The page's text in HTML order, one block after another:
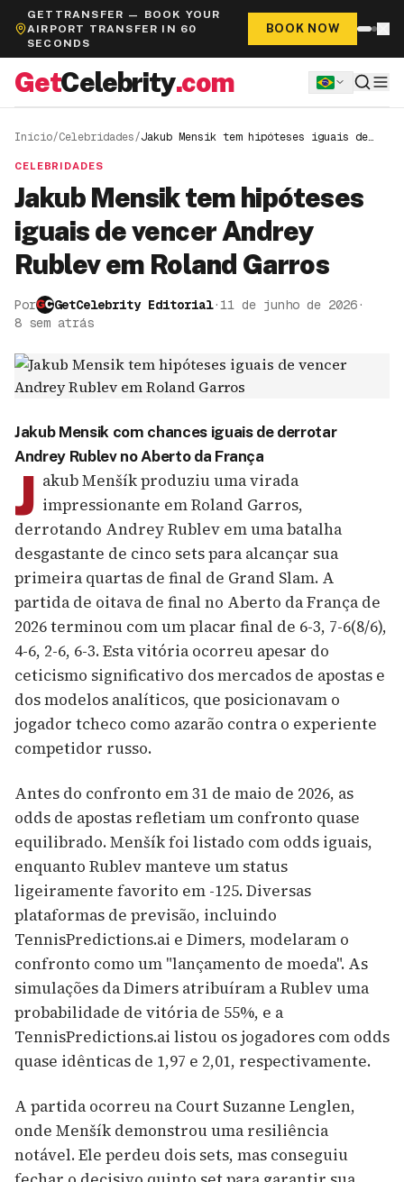
GETTRANSFER — BOOK YOUR
AIRPORT TRANSFER IN 60
SECONDS
BOOK NOW
GetCelebrity.com
Início/Celebridades/Jakub Mensik tem hipóteses iguais de
CELEBRIDADES
Jakub Mensik tem hipóteses
iguais de vencer Andrey
Rublev em Roland Garros
Por GetCelebrity Editorial·11 de junho de 2026·
8 sem atrás
Jakub Mensik com chances iguais de derrotar
Andrey Rublev no Aberto da França
J akub Menšík produziu uma virada
impressionante em Roland Garros,
derrotando Andrey Rublev em uma batalha
desgastante de cinco sets para alcançar sua
primeira quartas de final de Grand Slam. A
partida de oitava de final no Aberto da França de
2026 terminou com um placar final de 6-3, 7-6(8/6),
4-6, 2-6, 6-3. Esta vitória ocorreu apesar do
ceticismo significativo dos mercados de apostas e
dos modelos analíticos, que posicionavam o
jogador tcheco como azarão contra o experiente
competidor russo.
Antes do confronto em 31 de maio de 2026, as
odds de apostas refletiam um confronto quase
equilibrado. Menšík foi listado com odds iguais,
enquanto Rublev manteve um status
ligeiramente favorito em -125. Diversas
plataformas de previsão, incluindo
TennisPredictions.ai e Dimers, modelaram o
confronto como um "lançamento de moeda". As
simulações da Dimers atribuíram a Rublev uma
probabilidade de vitória de 55%, e a
TennisPredictions.ai listou os jogadores com odds
quase idênticas de 1,97 e 2,01, respectivamente.
A partida ocorreu na Court Suzanne Lenglen,
onde Menšík demonstrou uma resiliência
notável. Ele perdeu dois sets, mas conseguiu